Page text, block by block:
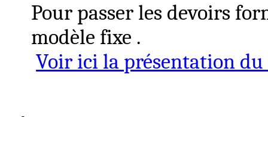
Pour passer les devoirs
modèlefixe .
Voir ici la présentation